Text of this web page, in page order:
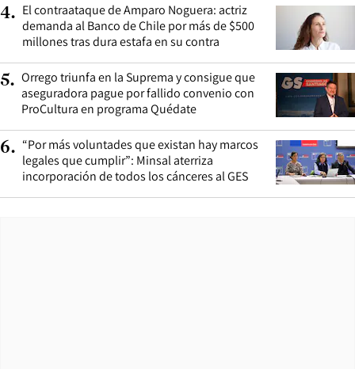
4. El contraataque de Amparo Noguera: actriz
demanda al Banco de Chile por más de $500
millones tras dura estafa en su contra
5. Orrego triunfa en la Suprema y consigue que
aseguradora pague por fallido convenio con
ProCultura en programa Quédate
6. “Por más voluntades que existan hay marcos
legales que cumplir”: Minsal aterriza
incorporación de todos los cánceres al GES